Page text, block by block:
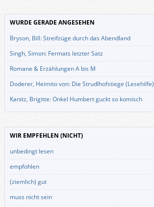
WURDE GERADE ANGESEHEN
Bryson, Bill: Streifzüge durch das Abendland
Singh, Simon: Fermats letzter Satz
Romane & Erzählungen A bis M
Doderer, Heimito von: Die Strudlhofstiege (Lesehilfe)
Kanitz, Brigitte: Onkel Humbert guckt so komisch
WIR EMPFEHLEN (NICHT)
unbedingt lesen
empfohlen
(ziemlich) gut
muss nicht sein